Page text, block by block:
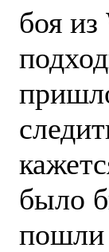
боя из
было
пошли